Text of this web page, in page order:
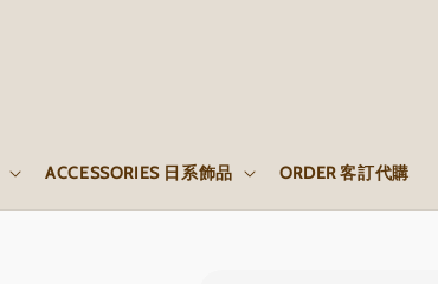
ACCESSORIES 日系飾品 ORDER 客訂代購